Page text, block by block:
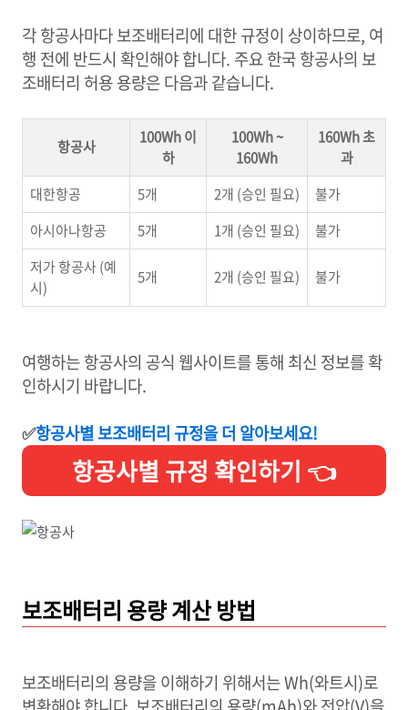
각 항공사마다 보조배터리에 대한 규정이 상이하므로, 여
행 전에 반드시 확인해야 합니다. 주요 한국 항공사의 보
조배터리 허용 용량은 다음과 같습니다.
항공사
100Wh 이
하
100Wh ~
160Wh
160Wh 초
과
대한항공
5개 2개 (승인 필요)
불가
아시아나항공
5개 1개 (승인 필요)
불가
저가 항공사 (예
시)
5개 2개 (승인 필요) 불가
여행하는 항공사의 공식 웹사이트를 통해 최신 정보를 확
인하시기 바랍니다.
✅항공사별 보조배터리 규정을 더 알아보세요!
항공사별 규정 확인하기 👈
보조배터리 용량 계산 방법
보조배터리의 용량을 이해하기 위해서는 Wh(와트시)로